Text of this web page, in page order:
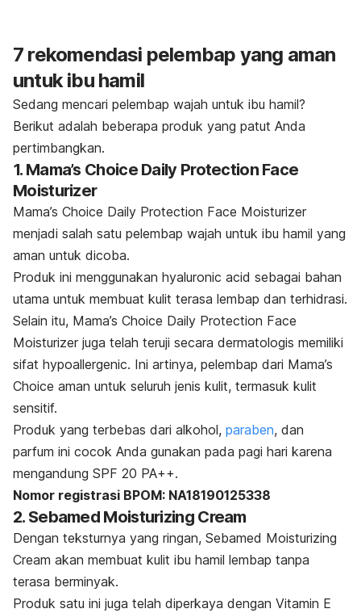
7 rekomendasi pelembap yang aman
untuk ibu hamil
Sedang mencari pelembap wajah untuk ibu hamil?
Berikut adalah beberapa produk yang patut Anda
pertimbangkan.
1. Mama’s Choice Daily Protection Face
Moisturizer
Mama’s Choice Daily Protection Face Moisturizer
menjadi salah satu pelembap wajah untuk ibu hamil yang
aman untuk dicoba.
Produk ini menggunakan hyaluronic acid sebagai bahan
utama untuk membuat kulit terasa lembap dan terhidrasi.
Selain itu, Mama’s Choice Daily Protection Face
Moisturizer juga telah teruji secara dermatologis memiliki
sifat hypoallergenic. Ini artinya, pelembap dari Mama’s
Choice aman untuk seluruh jenis kulit, termasuk kulit
sensitif.
Produk yang terbebas dari alkohol, paraben, dan
parfum ini cocok Anda gunakan pada pagi hari karena
mengandung SPF 20 PA++.
Nomor registrasi BPOM: NA18190125338
2. Sebamed Moisturizing Cream
Dengan teksturnya yang ringan, Sebamed Moisturizing
Cream akan membuat kulit ibu hamil lembap tanpa
terasa berminyak.
Produk satu ini juga telah diperkaya dengan Vitamin E